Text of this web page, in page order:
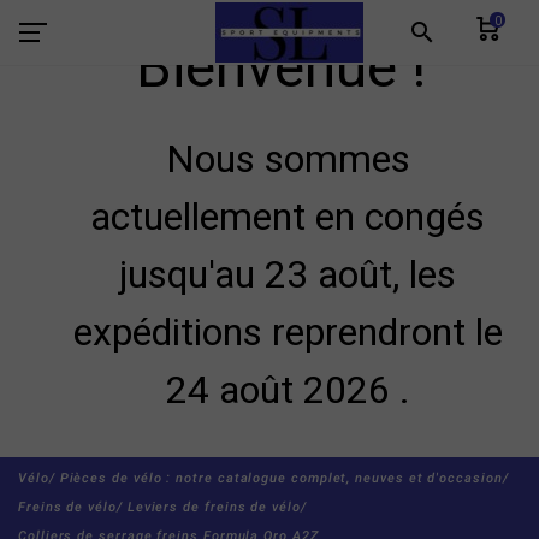
search 0
Bienvenue !
Nous sommes
actuellement en congés
jusqu'au 23 août, les
expéditions reprendront le
24 août 2026 .
Vélo/ Pièces de vélo : notre catalogue complet, neuves et d'occasion/
Freins de vélo/ Leviers de freins de vélo/